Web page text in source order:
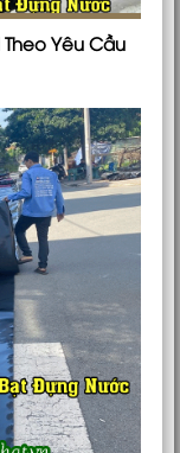
Yêu Cầu